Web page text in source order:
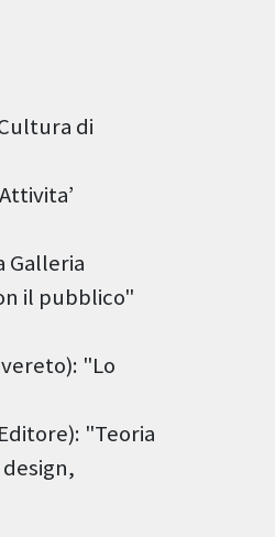
di
Galleria
il pubblico"
"Lo
"Teoria